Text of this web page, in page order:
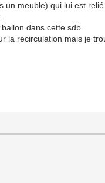
un meuble) qui lui est
dans cette sdb.
la recirculation mais je